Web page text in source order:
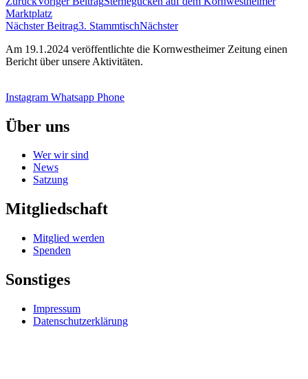
Marktplatz
Nächster Beitrag3. StammtischNächster
Am 19.1.2024 veröffentlichte die Kornwestheimer Zeitung einen
Bericht über unsere Aktivitäten.
Instagram Whatsapp Phone
Über uns
Wer wir sind
News
Satzung
Mitgliedschaft
Mitglied werden
Spenden
Sonstiges
Impressum
Datenschutzerklärung